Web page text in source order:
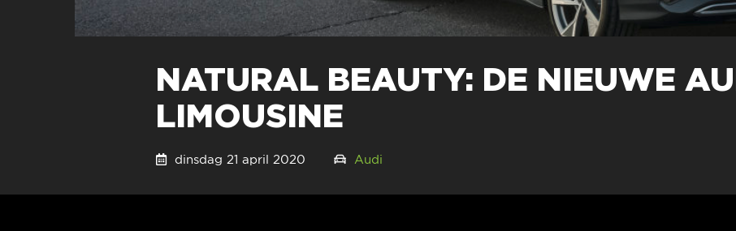
NATURAL BEAUTY: DE NIEUWE
LIMOUSINE
dinsdag 21 april 2020 Audi